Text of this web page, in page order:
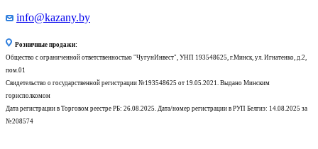
info@kazany.by
Розничные продажи:
Общество с ограниченной ответственностью "ЧугунИнвест", УНП 193548625, г.Минск, ул. Игнатенко, д.2,
пом.01
Свидетельство о государственной регистрации №193548625 от 19.05.2021. Выдано Минским
горисполкомом
Дата регистрации в Торговом реестре РБ: 26.08.2025. Дата/номер регистрации в РУП Белгиэ: 14.08.2025 за
№208574